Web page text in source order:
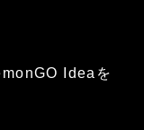
Ideaを